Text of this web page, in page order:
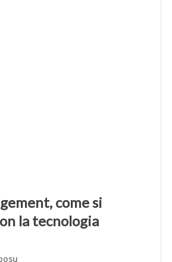
come si
la tecnologia